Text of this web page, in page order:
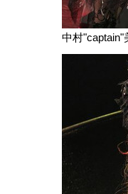
中村"captain"